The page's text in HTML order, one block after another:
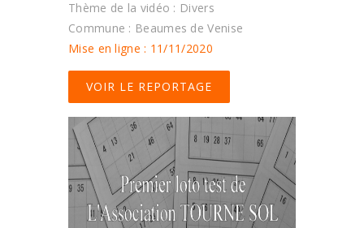
Thème de la vidéo : Divers
Commune : Beaumes de Venise
Mise en ligne : 11/11/2020
VOIR LE REPORTAGE